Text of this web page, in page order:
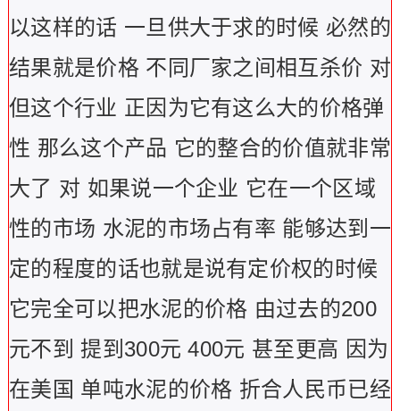
以这样的话 一旦供大于求的时候 必然的
结果就是价格 不同厂家之间相互杀价 对
但这个行业 正因为它有这么大的价格弹
性 那么这个产品 它的整合的价值就非常
大了 对 如果说一个企业 它在一个区域
性的市场 水泥的市场占有率 能够达到一
定的程度的话也就是说有定价权的时候
它完全可以把水泥的价格 由过去的200
元不到 提到300元 400元 甚至更高 因为
在美国 单吨水泥的价格 折合人民币已经